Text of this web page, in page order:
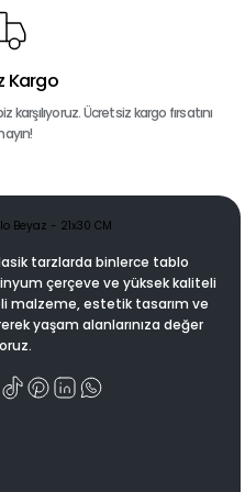
Kargo
Ücretsiz kargo fırsatını
tarzlarda binlerce tablo
çerçeve ve yüksek kaliteli
malzeme, estetik tasarım ve
yaşam alanlarınıza değer